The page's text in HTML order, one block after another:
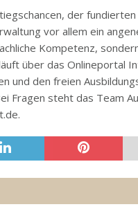
der fundierten
vor allem ein
Kompetenz,
über das Onlineportal
und den freien
Fragen steht das Team